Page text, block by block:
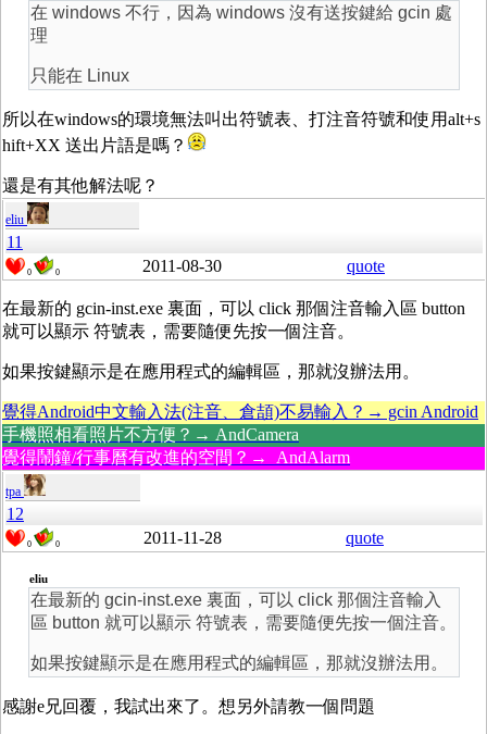
在 windows 不行，因為 windows 沒有送按鍵給 gcin 處
理
只能在 Linux
所以在windows的環境無法叫出符號表、打注音符號和使用alt+s
hift+XX 送出片語是嗎？
還是有其他解法呢？
eliu
11
0 0 2011-08-30 quote
在最新的 gcin-inst.exe 裏面，可以 click 那個注音輸入區 button
就可以顯示 符號表，需要隨便先按一個注音。
如果按鍵顯示是在應用程式的編輯區，那就沒辦法用。
覺得Android中文輸入法(注音、倉頡)不易輸入？→ gcin Android
手機照相看照片不方便？→ AndCamera
覺得鬧鐘/行事曆有改進的空間？→ AndAlarm
tpa
12
0 0 2011-11-28 quote
eliu
在最新的 gcin-inst.exe 裏面，可以 click 那個注音輸入
區 button 就可以顯示 符號表，需要隨便先按一個注音。
如果按鍵顯示是在應用程式的編輯區，那就沒辦法用。
感謝e兄回覆，我試出來了。想另外請教一個問題